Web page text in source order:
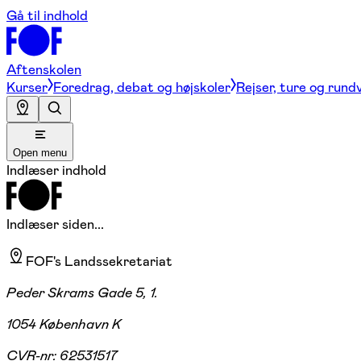
Gå til indhold
Aftenskolen
Kurser Foredrag, debat og højskoler Rejser, ture og
Open menu
Indlæser indhold
Indlæser siden...
FOF's Landssekretariat
Peder Skrams Gade 5, 1.
1054 København K
CVR-nr: 62531517